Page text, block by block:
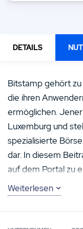
DETAILS
Bitstamp gehört
die ihren
ermöglichen.
Luxemburg und
spezialisierte
dar. In diesem
auf dem Portal zu
Die
Börse
Ins Leben gerufen
Weiterlesen